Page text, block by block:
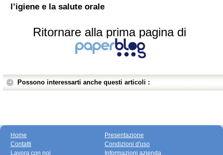
l’igiene e la salute orale
Ritornare alla prima pagina di
Possono interessarti anche questi articoli :
Home
Contatti
Lavora con noi
Presentazione
Condizioni d'uso
Informazioni azienda